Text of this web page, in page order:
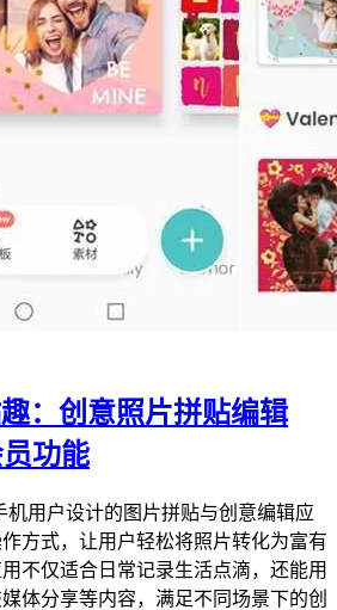
：创意照片拼贴编辑
功能
机用户设计的图片拼贴与创意编辑应
方式，让用户轻松将照片转化为富有
不仅适合日常记录生活点滴，还能用
体分享等内容，满足不同场景下的创